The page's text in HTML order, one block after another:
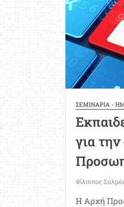
ΣΕΜΙΝΑΡΙΑ -
για
Φίλιππος
H Αρχή